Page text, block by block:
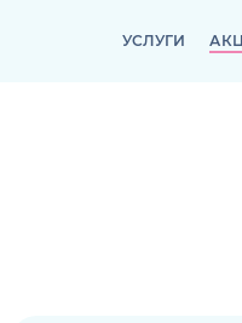
УСЛУГИ
УСЛУГИ